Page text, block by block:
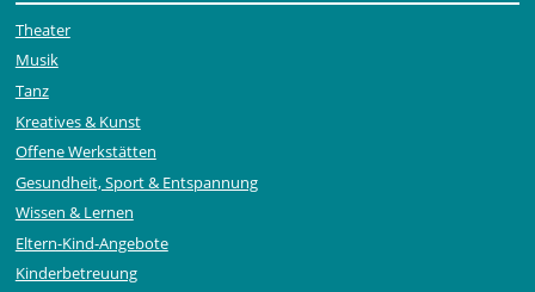
Theater
Musik
Tanz
Kreatives & Kunst
Offene Werkstätten
Gesundheit, Sport & Entspannung
Wissen & Lernen
Eltern-Kind-Angebote
Kinderbetreuung